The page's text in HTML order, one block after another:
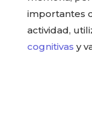
importantes
actividad,
cognitivas y